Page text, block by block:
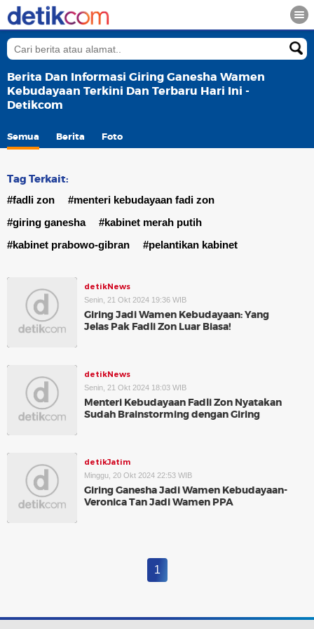
Berita Dan Informasi Giring Ganesha Wamen
Kebudayaan Terkini Dan Terbaru Hari Ini -
Detikcom
Semua Berita Foto
Tag Terkait:
#fadli zon
#menteri kebudayaan fadi zon
#giring ganesha
#kabinet merah putih
#kabinet prabowo-gibran
#pelantikan kabinet
detikNews
Senin, 21 Okt 2024 19:36 WIB
Giring Jadi Wamen Kebudayaan: Yang
Jelas Pak Fadli Zon Luar Biasa!
detikNews
Senin, 21 Okt 2024 18:03 WIB
Menteri Kebudayaan Fadli Zon Nyatakan
Sudah Brainstorming dengan Giring
detikJatim
Minggu, 20 Okt 2024 22:53 WIB
Giring Ganesha Jadi Wamen Kebudayaan-
Veronica Tan Jadi Wamen PPA
1